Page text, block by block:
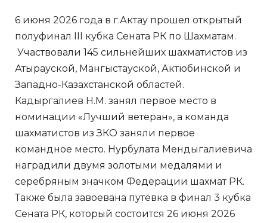
6 июня 2026 года в г.Актау прошел открытый
полуфинал III кубка Сената РК по Шахматам.
Участвовали 145 сильнейших шахматистов из
Атырауской, Мангыстауской, Актюбинской и
Западно-Казахстанской областей.
Кадыргалиев Н.М. занял первое место в
номинации «Лучший ветеран», а команда
шахматистов из ЗКО заняли первое
командное место. Нурбулата Мендыгалиевича
наградили двумя золотыми медалями и
серебряным значком Федерации шахмат РК.
Также была завоевана путёвка в финал 3 кубка
Сената РК, который состоится 26 июня 2026